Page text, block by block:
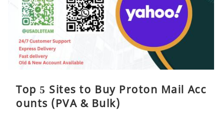
Top 5 Sites to Buy Proton Mail Acc
ounts (PVA & Bulk)